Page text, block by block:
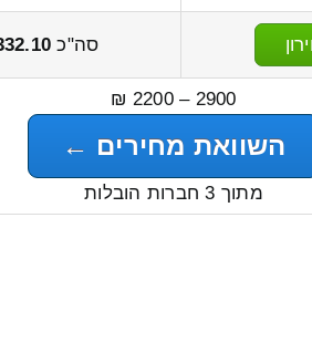
סה"כ
2900 – 2200 ₪
השוואת מחירים ←
מתוך 3 חברות הובלות